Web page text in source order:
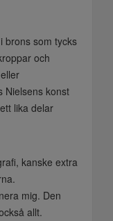
brons som tycks
och
Nielsens konst
lika delar
kanske extra
mig. Den
allt.